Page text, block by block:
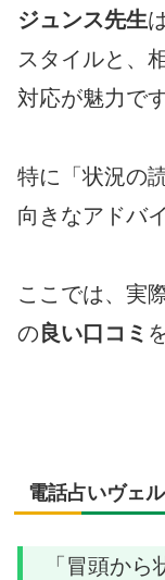
ジュンス先生
スタイルと、
対応が魅力です
特に「状況の
向きなアドバ
ここでは、実
の良い口コミ
電話占いヴェ
「冒頭か